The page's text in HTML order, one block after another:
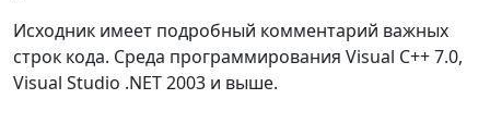
Исходник имеет подробный комментарий важных
строк кода. Среда программирования Visual C++ 7.0,
Visual Studio .NET 2003 и выше.